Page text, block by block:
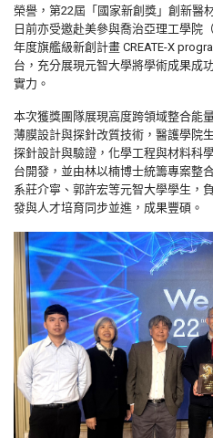
榮譽， 第22屆「國家新創獎」創新醫
日前亦受邀赴美參與喬治亞理工學院（
年度旗艦級新創計畫 CREATE-X
台， 充分展現元智大學將學術成果成
實力。
本次獲獎團隊展現高度跨領域整合能量
薄膜設計與探針改質技術， 醫護學院
探針設計與驗證， 化學工程與材料科
台開發， 並由林以楠博士統籌專案整
系莊介寧、郭許宏等元智大學學生，
發與人才培育同步並進， 成果豐碩。